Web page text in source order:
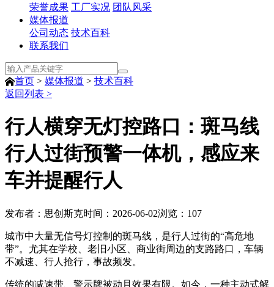
荣誉成果 工厂实况 团队风采
媒体报道
公司动态 技术百科
联系我们
首页 > 媒体报道 > 技术百科
返回列表 >
行人横穿无灯控路口：斑马线
行人过街预警一体机，感应来
车并提醒行人
发布者：思创斯克时间：2026-06-02浏览： 107
城市中大量无信号灯控制的斑马线，是行人过街的“高危地
带”。尤其在学校、老旧小区、商业街周边的支路路口，车辆
不减速、行人抢行，事故频发。
传统的减速带、警示牌被动且效果有限。如今，一种主动式解